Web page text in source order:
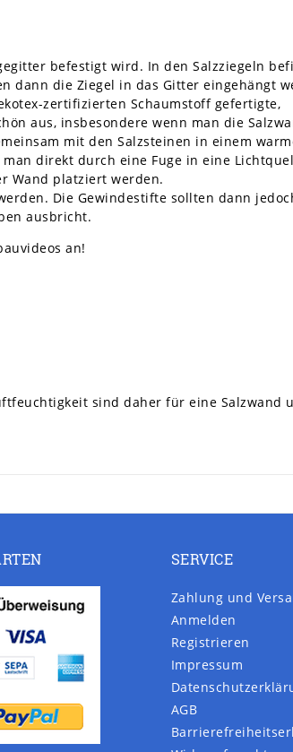
befestigt wird. In den Salzziegeln
dann die Ziegel in das Gitter eingehängt
zertifizierten Schaumstoff gefertigte,
aus, insbesondere wenn man die
mit den Salzsteinen in einem
direkt durch eine Fuge in eine
Wand platziert werden.
Die Gewindestifte sollten dann
ausbricht.
an!
sind daher für eine Salzwand
SERVICE
Zahlung und
Anmelden
Registrieren
Impressum
AGB